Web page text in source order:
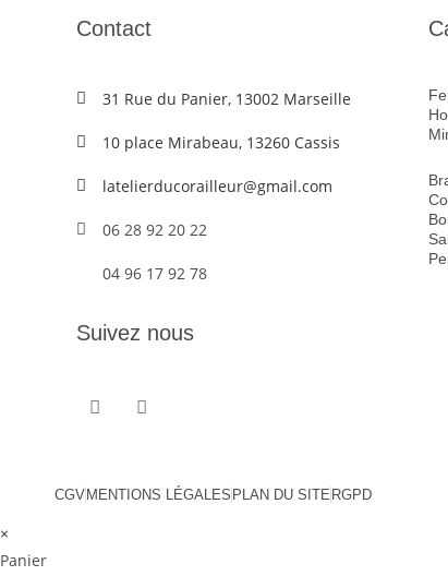
Contact
31 Rue du Panier, 13002 Marseille
10 place Mirabeau, 13260 Cassis
latelierducorailleur@gmail.com
06 28 92 20 22
04 96 17 92 78
Suivez nous
CGV MENTIONS LÉGALES PLAN DU SITE RGPD
×
Panier